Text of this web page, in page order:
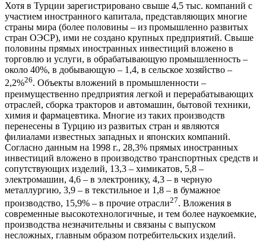
Хотя в Турции зарегистрировано свыше 4,5 тыс. компаний с
участием иностранного капитала, представляющих многие
страны мира (более половины – из промышленно развитых
стран ОЭСР), ими не создано крупных предприятий. Свыше
половины прямых иностранных инвестиций вложено в
торговлю и услуги, в обрабатывающую промышленность –
около 40%, в добывающую – 1,4, в сельское хозяйство –
2,2%26. Объекты вложений в промышленности –
преимущественно предприятия легкой и перерабатывающих
отраслей, сборка тракторов и автомашин, бытовой техники,
химия и фармацевтика. Многие из таких производств
перенесены в Турцию из развитых стран и являются
филиалами известных западных и японских компаний.
Согласно данным на 1998 г., 28,3% прямых иностранных
инвестиций вложено в производство транспортных средств и
сопутствующих изделий, 13,3 – химикатов, 5,8 –
электромашин, 4,6 – в электронику, 4,3 – в черную
металлургию, 3,9 – в текстильное и 1,8 – в бумажное
производство, 15,9% – в прочие отрасли27. Вложения в
современные высокотехнологичные, и тем более наукоемкие,
производства незначительны и связаны с выпуском
несложных, главным образом потребительских изделий.